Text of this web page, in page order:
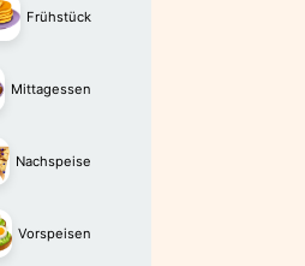
Frühstück
Mittagessen
Nachspeise
Vorspeisen